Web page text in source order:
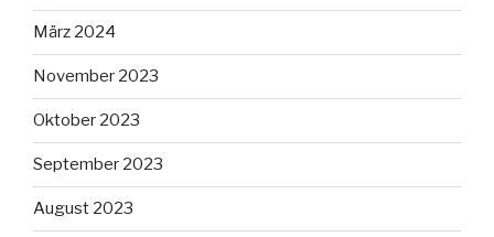
März 2024
November 2023
Oktober 2023
September 2023
August 2023